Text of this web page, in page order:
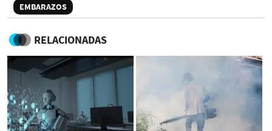
EMBARAZOS
RELACIONADAS